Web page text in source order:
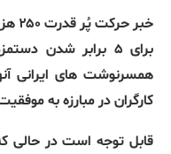
برای ۵ برابر شدن
همسرنوشت های ایرانی
کارگران در مبارزه به